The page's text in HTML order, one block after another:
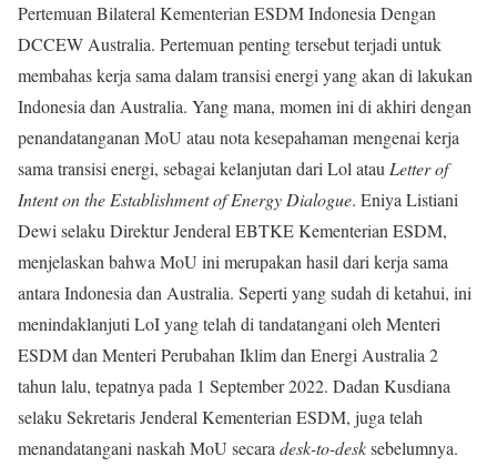
Pertemuan Bilateral Kementerian ESDM Indonesia Dengan
DCCEW Australia. Pertemuan penting tersebut terjadi untuk
membahas kerja sama dalam transisi energi yang akan di lakukan
Indonesia dan Australia. Yang mana, momen ini di akhiri dengan
penandatanganan MoU atau nota kesepahaman mengenai kerja
sama transisi energi, sebagai kelanjutan dari Lol atau Letter of
Intenton the Establishment of Energy Dialogue. Eniya Listiani
Dewi selaku Direktur Jenderal EBTKE Kementerian ESDM,
menjelaskan bahwa MoU ini merupakan hasil dari kerja sama
antara Indonesia dan Australia. Seperti yang sudah di ketahui, ini
menindaklanjuti LoI yang telah di tandatangani oleh Menteri
ESDM dan Menteri Perubahan Iklim dan Energi Australia 2
tahun lalu, tepatnya pada 1 September 2022. Dadan Kusdiana
selaku Sekretaris Jenderal Kementerian ESDM, juga telah
menandatangani naskah MoU secara desk-to-desksebelumnya.